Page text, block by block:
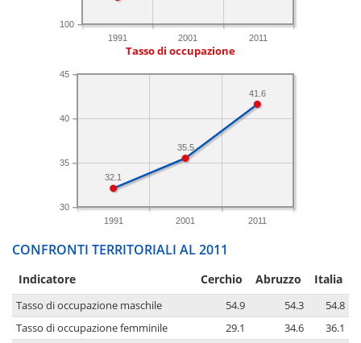
1991 2001 2011
100
Tasso di occupazione
1991 2001 2011
30
35
40
45
41.6
35.5
32.1
CONFRONTI TERRITORIALI AL 2011
Indicatore Cerchio Abruzzo Italia
Tasso di occupazione maschile 54.9 54.3
54.8
Tasso di occupazione femminile
29.1 34.6
36.1